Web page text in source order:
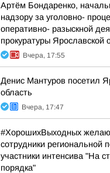
Артём Бондаренко,
надзору за уголовно-
оперативно- разыскной
прокуратуры Ярославской
Вчера, 17:55
Денис Мантуров посетил
область
Вчера, 17:47
#ХорошихВыходных
сотрудники региональной
участники интенсива "На
порядка"